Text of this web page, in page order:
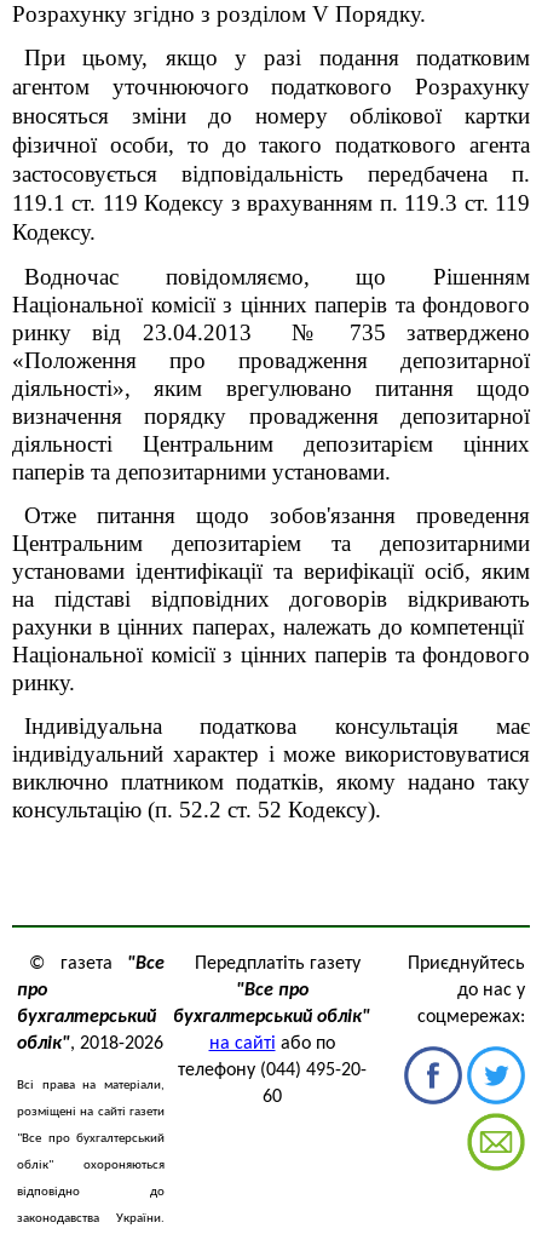
Розрахунку згідно з розділом V Порядку.
При цьому, якщо у разі подання податковим
агентом уточнюючого податкового Розрахунку
вносяться зміни до номеру облікової картки
фізичної особи, то до такого податкового агента
застосовується відповідальність передбачена п.
119.1 ст. 119 Кодексу з врахуванням п. 119.3 ст. 119
Кодексу.
Водночас повідомляємо, що Рішенням
Національної комісії з цінних паперів та фондового
ринку від 23.04.2013
№ 735 затверджено
«Положення про провадження депозитарної
діяльності», яким врегулювано питання щодо
визначення порядку провадження депозитарної
діяльності Центральним депозитарієм цінних
паперів та депозитарними установами.
Отже питання щодо зобов'язання проведення
Центральним депозитаріем та депозитарними
установами ідентифікації та верифікації осіб, яким
на підставі відповідних договорів відкривають
рахунки в цінних паперах, належать до компетенції
Національної комісії з цінних паперів та фондового
ринку.
Індивідуальна податкова консультація має
індивідуальний характер і може використовуватися
виключно платником податків, якому надано таку
консультацію (п. 52.2 ст. 52 Кодексу).
© газета "Все
про
бухгалтерський
облік", 2018-2026
Всі права на матеріали,
розміщені на сайті газети
"Все про бухгалтерський
облік" охороняються
відповідно до
законодавства України.
Передплатіть газету
"Все про
бухгалтерський облік"
на сайті або по
телефону (044) 495-20-
60
Приєднуйтесь
до нас у
соцмережах: